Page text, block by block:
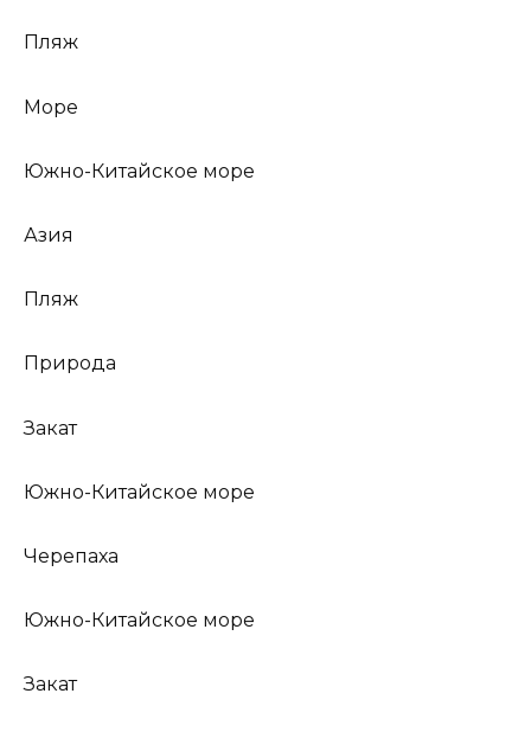
Пляж
Море
Южно-Китайское море
Азия
Пляж
Природа
Закат
Южно-Китайское море
Черепаха
Южно-Китайское море
Закат